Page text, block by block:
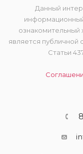
Данный
ознакомительный
является
Статьи